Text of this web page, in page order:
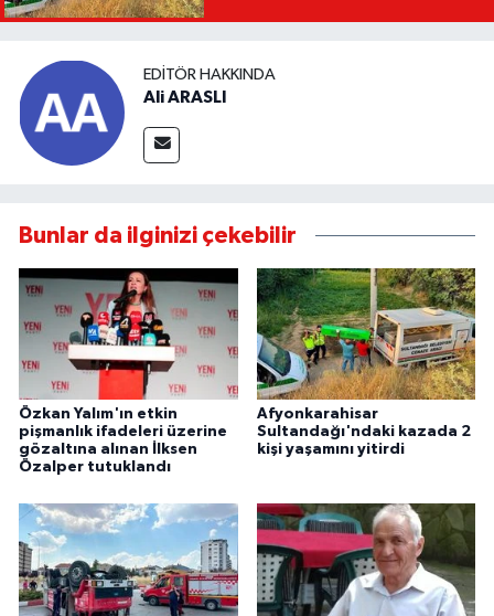
EDITÖR HAKKINDA
Ali ARASLI
Bunlar da ilginizi çekebilir
Özkan Yalım'ın etkin
pişmanlık ifadeleri üzerine
gözaltına alınan İlksen
Özalper tutuklandı
Afyonkarahisar
Sultandağı'ndaki kazada 2
kişi yaşamını yitirdi